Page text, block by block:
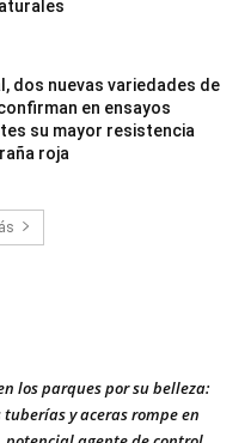
dos nuevas variedades de
en ensayos
su mayor resistencia
roja
los parques por su belleza:
y aceras rompe en